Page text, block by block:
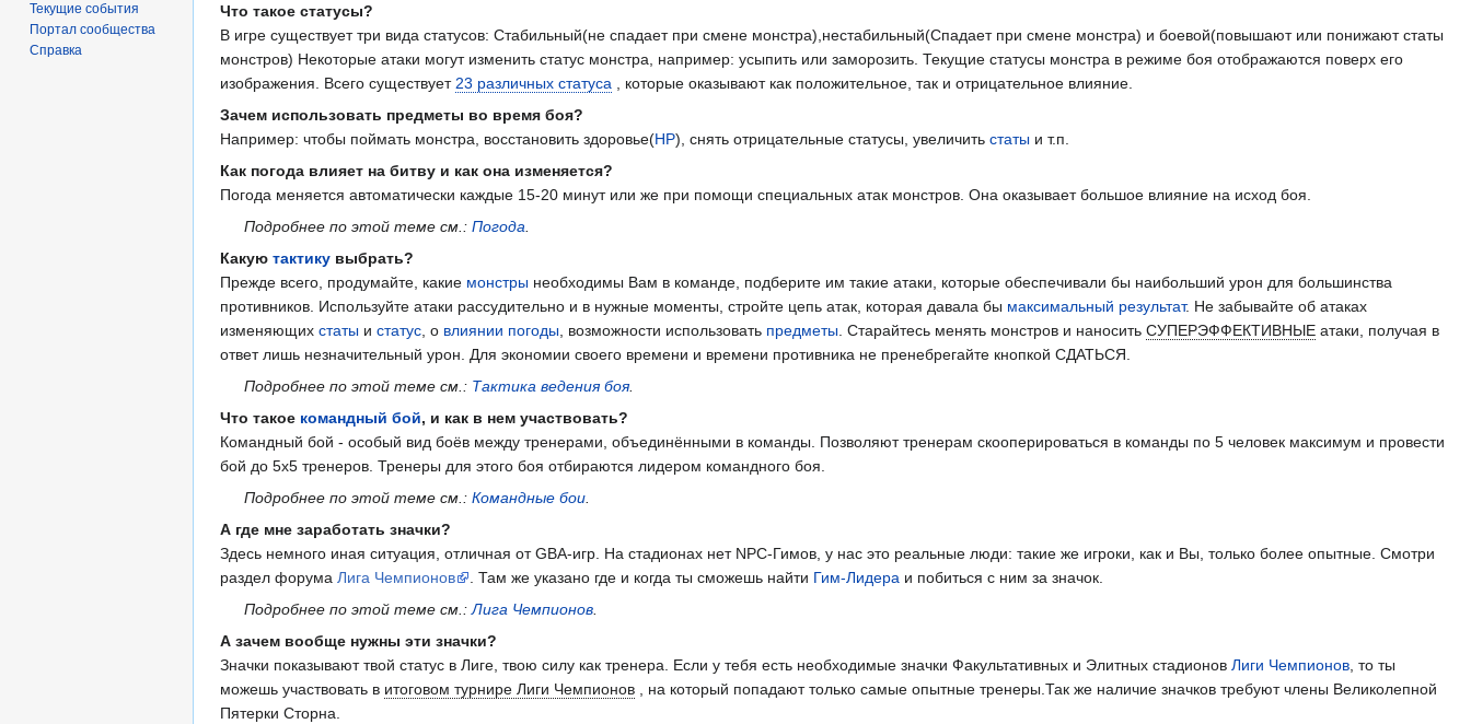
Что такое статусы?
В игре существует три вида статусов: Стабильный(не спадает при смене монстра),нестабильный(Спадает при смене монстра) и боевой(повышают или понижают статы
монстров) Некоторые атаки могут изменить статус монстра, например: усыпить или заморозить. Текущие статусы монстра в режиме боя отображаются поверх его
изображения. Всего существует 23 различных статуса
, которые оказывают как положительное, так и отрицательное влияние.
Зачем использовать предметы во время боя?
Например: чтобы поймать монстра, восстановить здоровье(НР), снять отрицательные статусы, увеличить статы и т.п.
Как погода влияет на битву и как она изменяется?
Погода меняется автоматически каждые 15-20 минут или же при помощи специальных атак монстров. Она оказывает большое влияние на исход боя.
Подробнее по этой теме см.:Погода
Какую тактику выбрать?
Прежде всего, продумайте, какие монстры необходимы Вам в команде, подберите им такие атаки, которые обеспечивали бы наибольший урон для большинства
противников. Используйте атаки рассудительно и в нужные моменты, стройте цепь атак, которая давала бы максимальный результат. Не забывайте об атаках
изменяющих статы и статус , о влиянии погоды , возможности использовать предметы . Старайтесь менять монстров и наносить СУПЕРЭФФЕКТИВНЫЕ атаки, получая в
ответ лишь незначительный урон. Для экономии своего времени и времени противника не пренебрегайте кнопкой СДАТЬСЯ.
Подробнее по этой теме см.: Тактика ведения боя.
Что такое командный бой, и как в нем участвовать?
Командный бой - особый вид боёв между тренерами, объединёнными в команды. Позволяют тренерам скооперироваться в команды по 5 человек максимум и провести
бой до 5х5 тренеров. Тренеры для этого боя отбираются лидером командного боя.
Подробнее по этой теме см.:Командные бои
А где мне заработать значки?
Здесь немного иная ситуация, отличная от GBA-игр. На стадионах нет NPC-Гимов, у нас это реальные люди: такие же игроки, как и Вы, только более опытные. Смотри
раздел форума Лига Чемпионов . Там же указано где и когда ты сможешь найти Гим-Лидера и побиться с ним за значок.
Подробнее по этой теме см.:Лига Чемпионов
А зачем вообще нужны эти значки?
Значки показывают твой статус в Лиге, твою силу как тренера. Если у тебя есть необходимые значки Факультативных и Элитных стадионов Лиги Чемпионов , то ты
можешь участвовать в итоговом турнире Лиги Чемпионов , на который попадают только самые опытные тренеры.Так же наличие значков требуют члены Великолепной
Пятерки Сторна.
Текущие события
Портал сообщества
Справка